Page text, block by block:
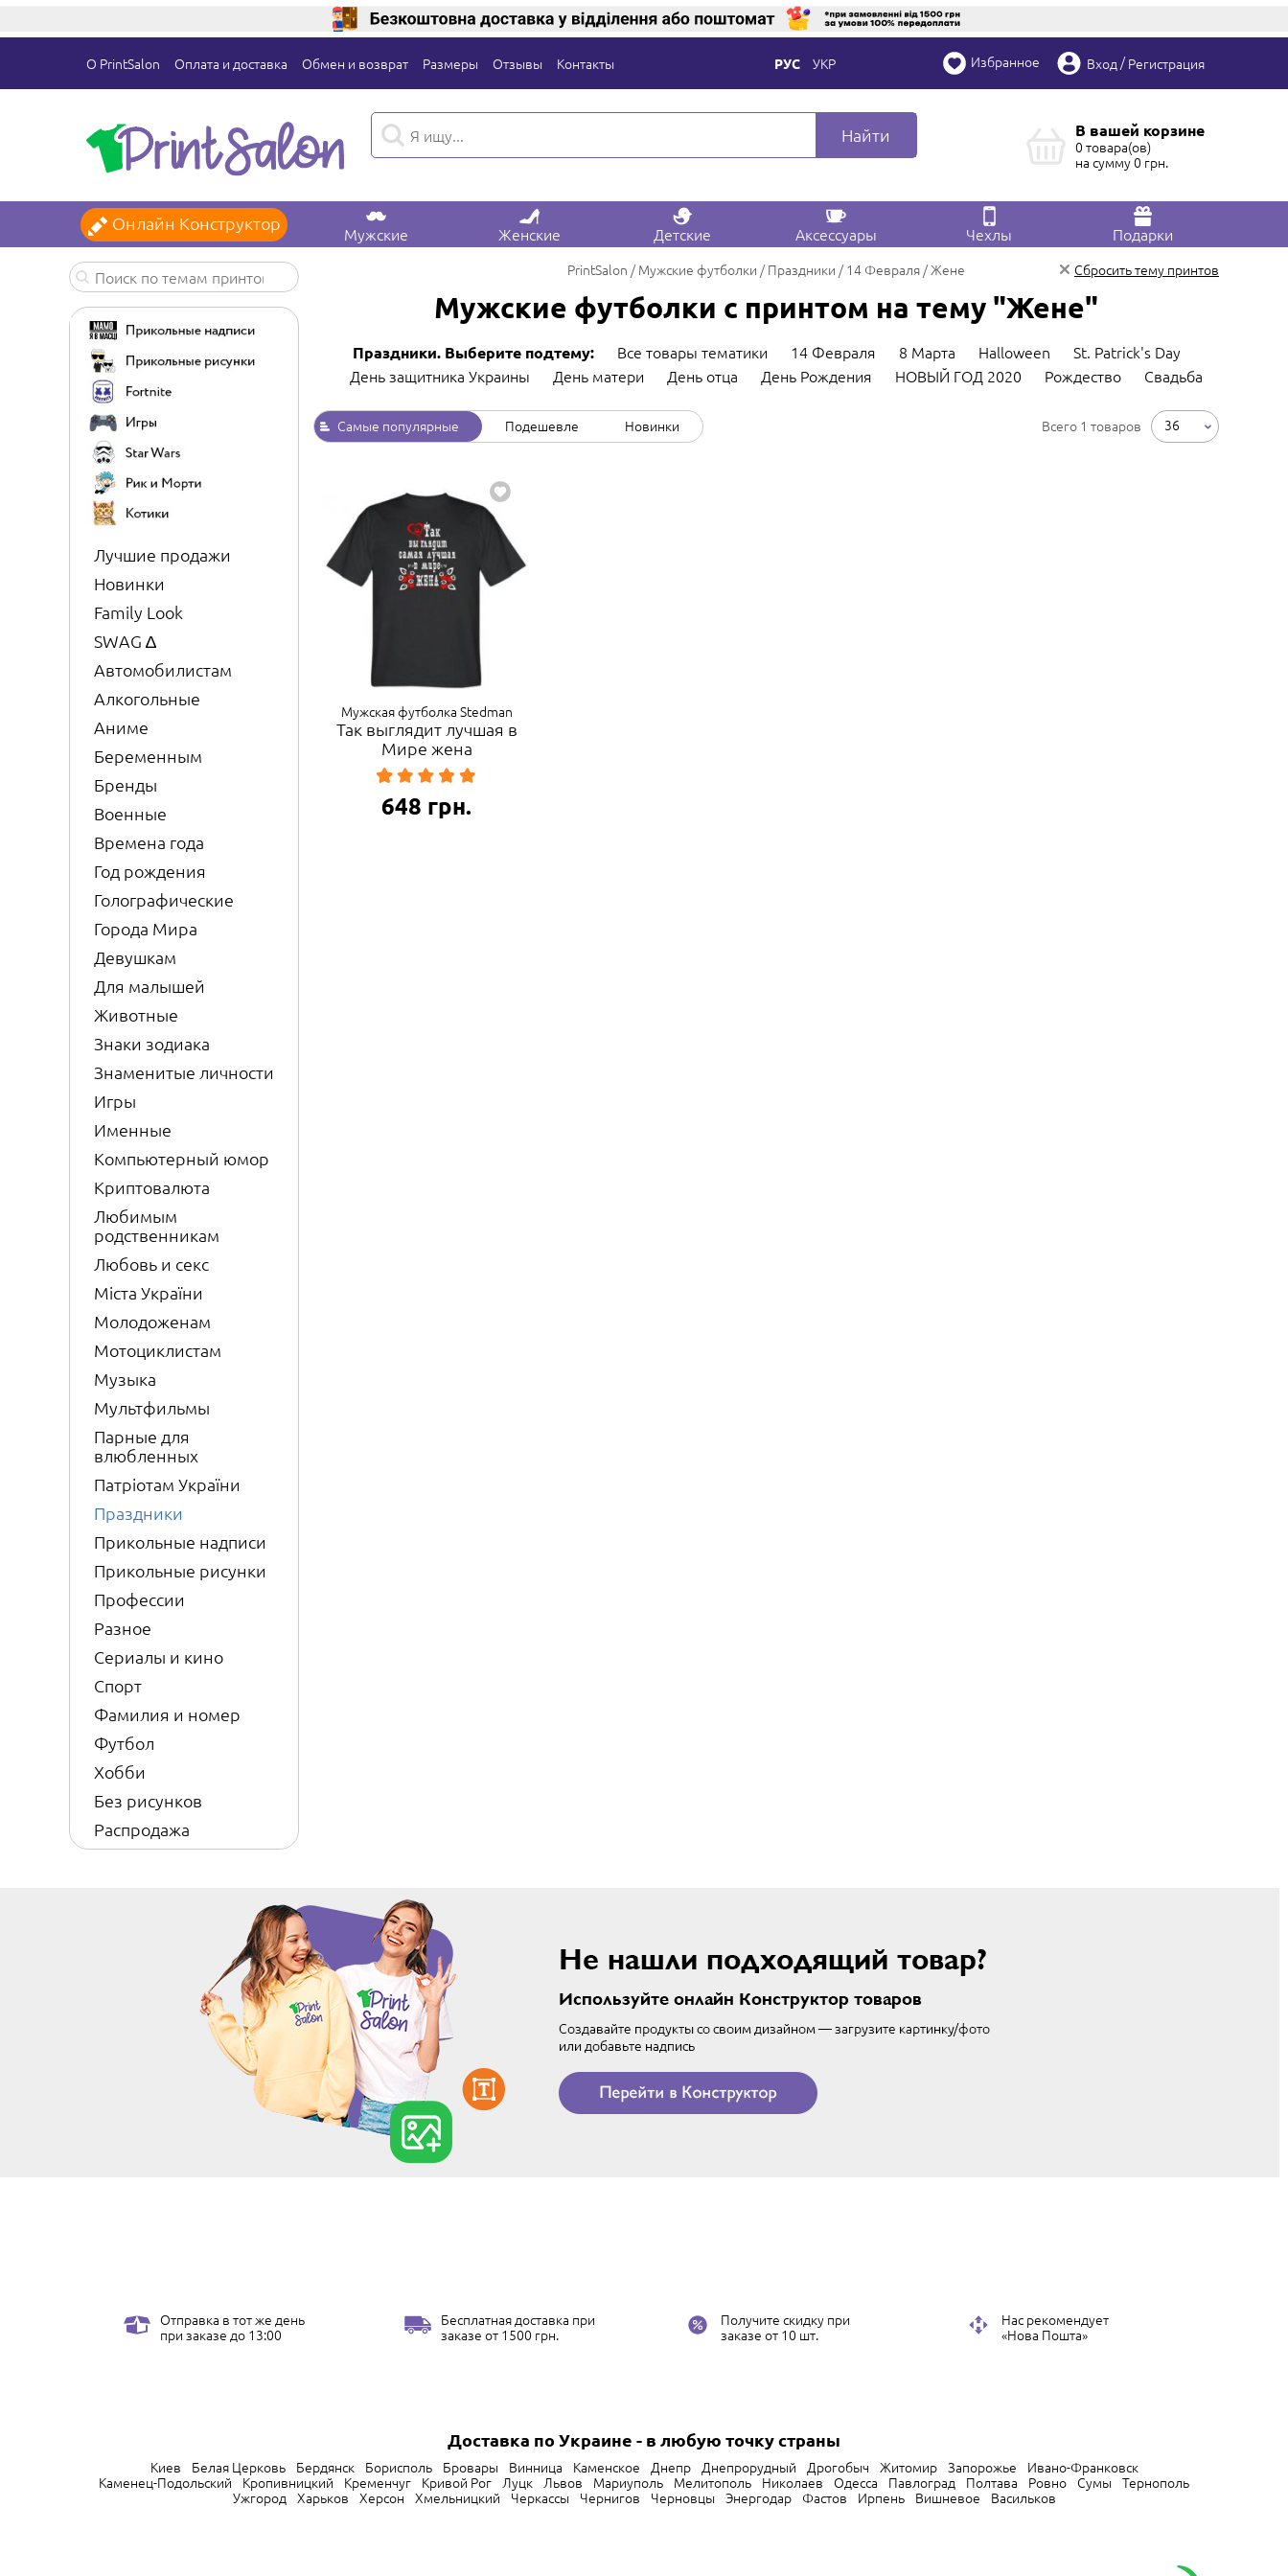
О PrintSalon Оплата и доставка Обмен и возврат Размеры Отзывы Контакты РУС УКР Избранное Вход /Регистрация
Найти В вашей корзине
0 товара(ов)
на сумму0 грн.
Онлайн Конструктор
Мужские Женские Детские Аксессуары Чехлы Подарки
Лучшие продажи
Новинки
Family Look
SWAG ∆
Автомобилистам
Алкогольные
Аниме
Беременным
Бренды
Военные
Времена года
Год рождения
Голографические
Города Мира
Девушкам
Для малышей
Животные
Знаки зодиака
Знаменитые личности
Игры
Именные
Компьютерный юмор
Криптовалюта
Любимым
родственникам
Любовь и секс
Міста України
Молодоженам
Мотоциклистам
Музыка
Мультфильмы
Парные для
влюбленных
Патріотам України
Праздники
Прикольные надписи
Прикольные рисунки
Профессии
Разное
Сериалы и кино
Спорт
Фамилия и номер
Футбол
Хобби
Без рисунков
Распродажа
PrintSalon Мужские футболки Праздники 14 Февраля Сбросить тему принтов
Жене
Мужские футболки с принтом на тему "Жене"
Праздники. Выберите подтему: Все товары тематики 14 Февраля 8 Марта Halloween
St. Patrick's Day
День защитника Украины
День матери День отца День Рождения НОВЫЙ ГОД 2020 Рождество Свадьба
Самые популярные Подешевле Новинки Всего 1 товаров 36
Мужская футболка Stedman
Так выглядит лучшая в
Мире жена
648 грн.
Отправка в тот же день
при заказе до 13:00
Бесплатная доставка при
заказе от 1500 грн.
Получите скидку при
заказе от 10 шт.
Нас рекомендует
«Нова Пошта»
Доставка по Украине - в любую точку страны
Киев Белая Церковь Бердянск Борисполь Бровары Винница Каменское Днепр Днепрорудный Дрогобыч Житомир Запорожье
Ивано-Франковск
Каменец-Подольский
Кропивницкий Кременчуг Кривой Рог Луцк Львов Мариуполь Мелитополь Николаев Одесса Павлоград Полтава Ровно Сумы Тернополь
Ужгород Харьков Херсон Хмельницкий Черкассы Чернигов Черновцы Энергодар Фастов Ирпень Вишневое Васильков